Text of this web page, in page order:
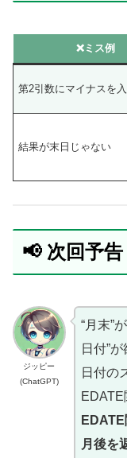
❌ミス例
第2引数にマイナスを
結果が末日じゃない
📢 次回予告
ジッピー
(ChatGPT)
“月末”
日付”
日付の
EDATE
月後を